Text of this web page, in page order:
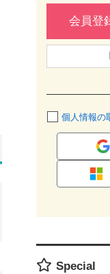
会員登
個人情報の
Special